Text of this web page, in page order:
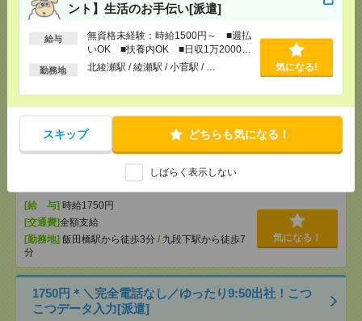
ント】生活のお手伝い[派遣]
給与
無資格未経験：時給1500円～ ■週払
いOK ■扶養内OK ■日収1万2000円
以上
勤務地 北綾瀬駅 / 綾瀬駅 / 小菅駅 / … 気になる!
スキップ どちらも気になる！
しばらく表示しない
2000円＊【週5日×7時間】在宅週2日！未経験OK！グ
ッズ販促監修サポート[派遣]
時給2000円 月収例 280,000円+残業代
[交通費]全額支給
[勤務地]有楽町駅から徒歩5分/日比谷駅から徒歩2
気になる！
1750円＊＜エンタメ！完全在宅＞KADOKAWA！書
籍データに関わるお仕事[派遣]
[給 与] 時給1750円
[交通費]全額支給
[勤務地] 飯田橋駅から徒歩3分 / 九段下駅から徒歩7
分
気になる！
1750円＊＼完全電話なし／ゆったり9:50出社！こつ
こつデータ入力[派遣]